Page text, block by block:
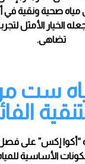
مياه صحية ونقية
الخيار الأمثل
تضاهى.
ست
“أكوا إكس” على
الأساسية